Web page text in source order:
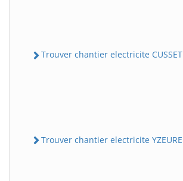
Trouver chantier electricite CUSSET
Trouver chantier electricite YZEURE